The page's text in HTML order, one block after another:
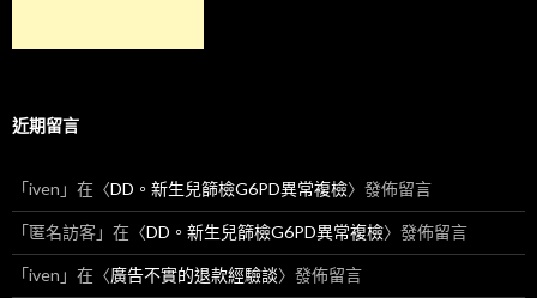
近期留言
「iven 」在〈DD。新生兒篩檢G6PD異常複檢〉發佈留言
「匿名訪客」在〈DD。新生兒篩檢G6PD異常複檢〉發佈留言
「iven 」在〈廣告不實的退款經驗談〉發佈留言